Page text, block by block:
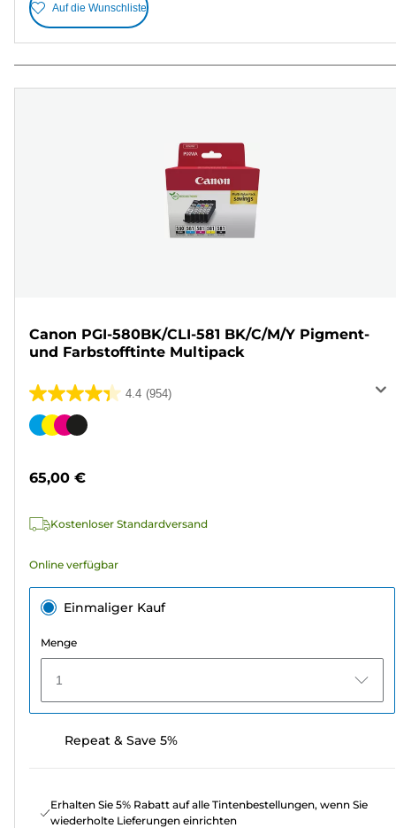
Auf die Wunschliste
Canon PGI-580BK/CLI-581 BK/C/M/Y Pigment-
und Farbstofftinte Multipack
4.4 (954)
4.4
von
954
Farbpatrone
65,00 €
Kostenloser Standardversand
Online verfügbar
Einmaliger Kauf
Menge
1
Repeat & Save 5%
Erhalten Sie 5% Rabatt auf alle Tintenbestellungen, wenn Sie
wiederholte Lieferungen einrichten